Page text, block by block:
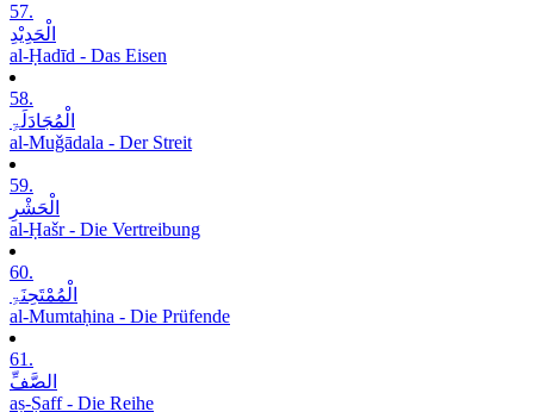
57.
الْحَدِیْدِ
al-Ḥadīd - Das Eisen
58.
الْمُجَادَلَۃِ
al-Muǧādala - Der Streit
59.
الْحَشْرِ
al-Ḥašr - Die Vertreibung
60.
الْمُمْتَحِنَۃِ
al-Mumtaḥina - Die Prüfende
61.
الصَّفِّ
aṣ-Ṣaff - Die Reihe